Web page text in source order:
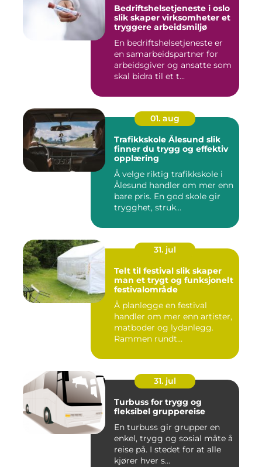
Bedriftshelsetjeneste i oslo
slik skaper virksomheter et
tryggere arbeidsmiljø
En bedriftshelsetjeneste er
en samarbeidspartner for
arbeidsgiver og ansatte som
skal bidra til et t...
01. aug
Trafikkskole Ålesund slik
finner du trygg og effektiv
opplæring
Å velge riktig trafikkskole i
Ålesund handler om mer enn
bare pris. En god skole gir
trygghet, struk...
31. jul
Telt til festival slik skaper
man et trygt og funksjonelt
festivalområde
Å planlegge en festival
handler om mer enn artister,
matboder og lydanlegg.
Rammen rundt
31. jul
Turbuss for trygg og
fleksibel gruppereise
En turbuss gir grupper en
enkel, trygg og sosial måte å
reise på. I stedet for at alle
kjører hver s...